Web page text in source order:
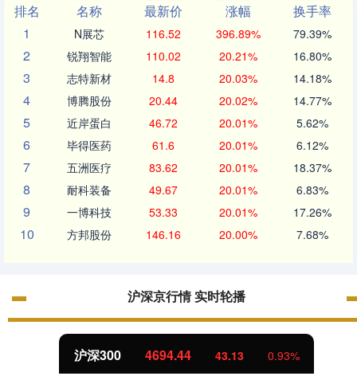
排名
名称 最新价 涨幅
换手率
1
N展芯 116.52 396.89% 79.39%
2 锐翔智能 110.02 20.21% 16.80%
3 志特新材 14.8 20.03% 14.18%
4 博腾股份 20.44 20.02% 14.77%
5 近岸蛋白 46.72 20.01% 5.62%
6 毕得医药 61.6 20.01% 6.12%
7 五洲医疗 83.62 20.01% 18.37%
8 耐科装备 49.67 20.01% 6.83%
9 一博科技 53.33 20.01% 17.26%
10 方邦股份 146.16 20.00% 7.68%
沪深京行情 实时轮播
沪深300 4694.44 43.13 0.93%